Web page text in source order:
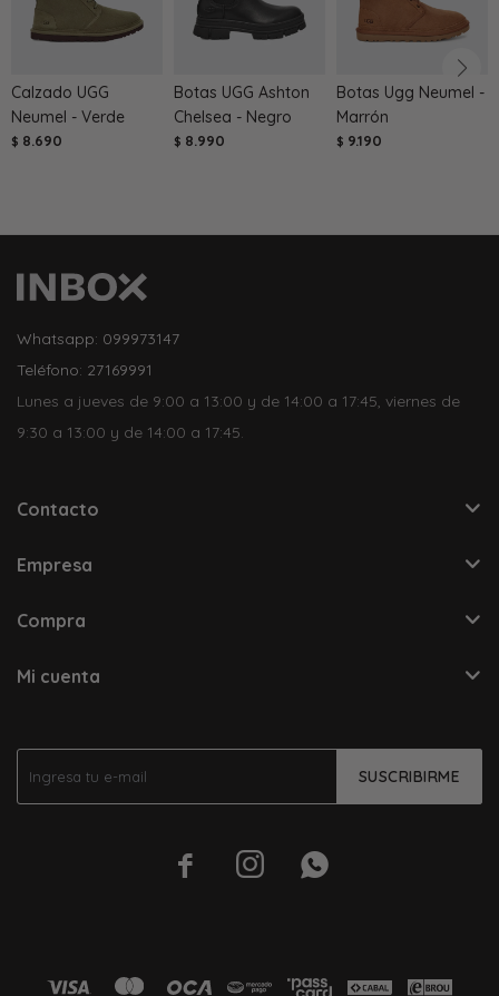
Calzado UGG
Neumel - Verde
$ 8.690
Botas UGG Ashton
Chelsea - Negro
$ 8.990
Botas Ugg Neumel -
Marrón
$ 9.190
SUSCRIBIRME
  
Whatsapp: 099973147
Teléfono: 27169991
Lunes a jueves de 9:00 a 13:00 y de 14:00 a 17:45, viernes de
9:30 a 13:00 y de 14:00 a 17:45.
Contacto
Empresa
Compra
Mi cuenta